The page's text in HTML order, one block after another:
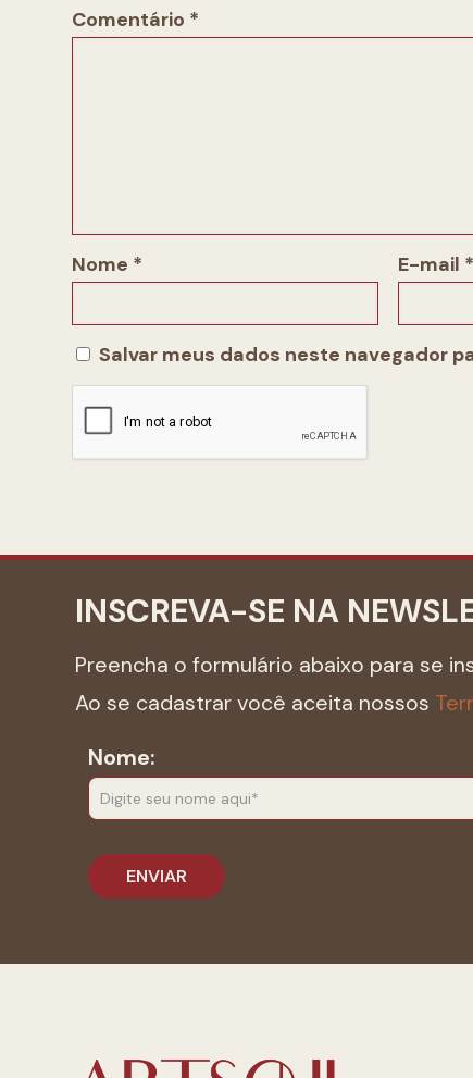
Comentário *
Nome * E-mail *
Salvar meus dados neste navegador
INSCREVA-SE NA
Preencha o formulário abaixo para se
Ao se cadastrar você aceita nossos
Nome: